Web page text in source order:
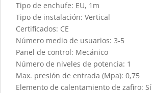
Tipo de enchufe: EU, 1m
Tipo de instalación: Vertical
Certificados: CE
Número medio de usuarios: 3-5
Panel de control: Mecánico
Número de niveles de potencia: 1
Max. presión de entrada (Mpa): 0,75
Elemento de calentamiento de zafiro: Sí